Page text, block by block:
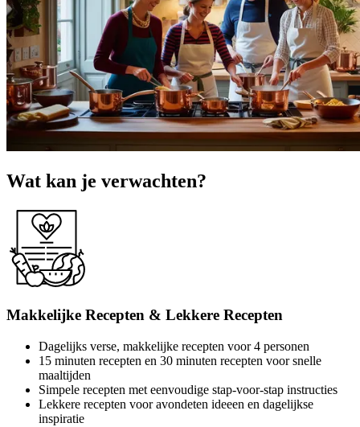
Wat kan je verwachten?
Makkelijke Recepten & Lekkere Recepten
Dagelijks verse, makkelijke recepten voor 4 personen
15 minuten recepten en 30 minuten recepten voor snelle
maaltijden
Simpele recepten met eenvoudige stap-voor-stap instructies
Lekkere recepten voor avondeten ideeen en dagelijkse
inspiratie